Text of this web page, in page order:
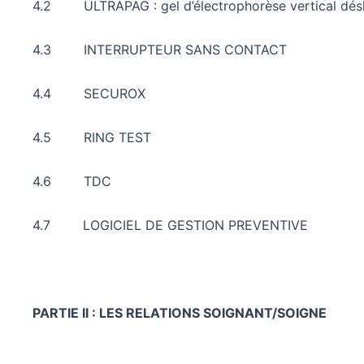
4.2 ULTRAPAG : gel d’électrophorèse vertical
4.3 INTERRUPTEUR SANS CONTACT
4.4 SECUROX
4.5 RING TEST
4.6 TDC
4.7 LOGICIEL DE GESTION PREVENTIVE
PARTIE II : LES RELATIONS SOIGNANT/SOIGNE